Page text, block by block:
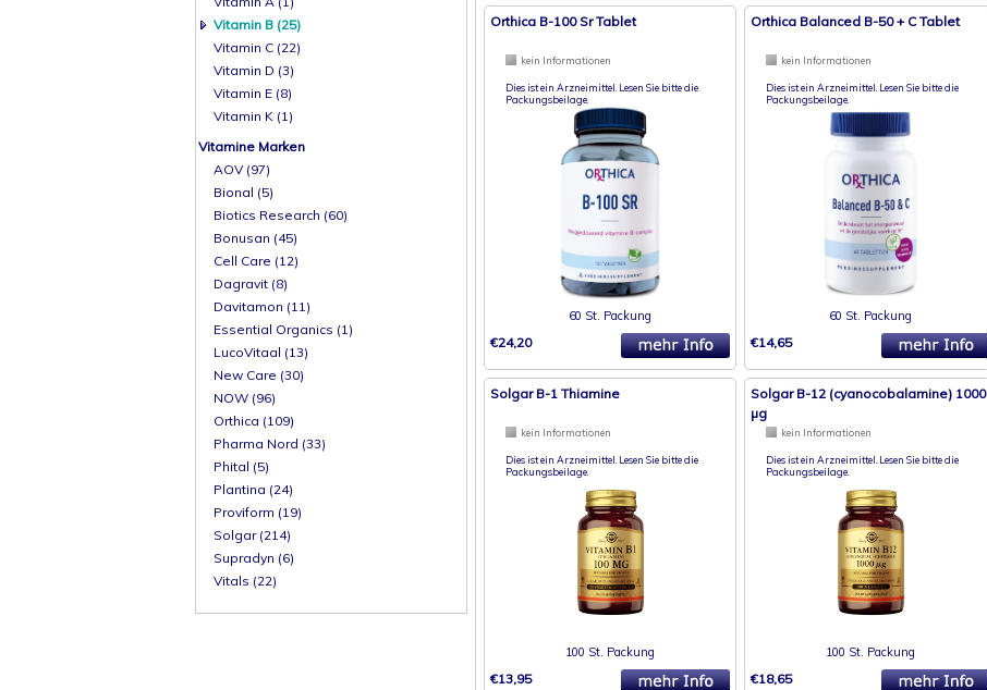
Vitamin B (25)
Vitamin C (22)
Vitamin D (3)
Vitamin E (8)
Vitamin K (1)
Vitamine Marken
AOV (97)
Bional (5)
Biotics Research (60)
Bonusan (45)
Cell Care (12)
Dagravit (8)
Davitamon (11)
Essential Organics (1)
LucoVitaal (13)
New Care (30)
NOW (96)
Orthica (109)
Pharma Nord (33)
Phital (5)
Plantina (24)
Proviform (19)
Solgar (214)
Supradyn (6)
Vitals (22)
Orthica B-100 Sr Tablet
kein Informationen
Dies ist ein Arzneimittel. Lesen Sie bitte die
Packungsbeilage.
60 St. Packung
€24,20
Orthica Balanced B-50 + C Tablet
kein Informationen
Dies ist ein Arzneimittel. Lesen Sie bitte die
Packungsbeilage.
60 St. Packung
€14,65
Solgar B-1 Thiamine
kein Informationen
Dies ist ein Arzneimittel. Lesen Sie bitte die
Packungsbeilage.
100 St. Packung
€13,95
Solgar B-12 (cyanocobalamine) 1000
µg
kein Informationen
Dies ist ein Arzneimittel. Lesen Sie bitte die
Packungsbeilage.
100 St. Packung
€18,65